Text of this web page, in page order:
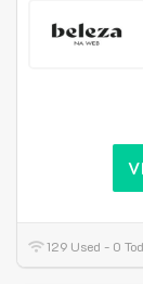
129 Used - 0